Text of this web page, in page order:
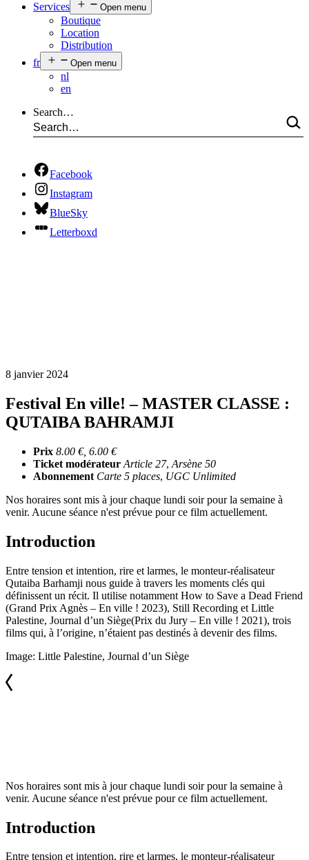
Services
Open menu
Boutique
Location
Distribution
fr
Open menu
nl
en
Search…
Facebook
Instagram
BlueSky
Letterboxd
8 janvier 2024
Festival En ville! – MASTER CLASSE :
QUTAIBA BAHRAMJI
Prix 8.00 €, 6.00 €
Ticket modérateur Article 27, Arsène 50
Abonnement Carte 5 places, UGC Unlimited
Nos horaires sont mis à jour chaque lundi soir pour la semaine à
venir. Aucune séance n'est prévue pour ce film actuellement.
Introduction
Entre tension et intention, rire et larmes, le monteur-réalisateur
Qutaiba Barhamji nous guide à travers les moments clés qui
définissent un récit. Il utilise notamment How to Save a Dead Friend
(Grand Prix Agnès – En ville ! 2023), Still Recording et Little
Palestine, Journal d’un Siège(Prix du Jury – En ville ! 2021), trois
films qui, à l’origine, n’étaient pas destinés à devenir des films.
Image: Little Palestine, Journal d’un Siège
Nos horaires sont mis à jour chaque lundi soir pour la semaine à
venir. Aucune séance n'est prévue pour ce film actuellement.
Introduction
Entre tension et intention, rire et larmes, le monteur-réalisateur